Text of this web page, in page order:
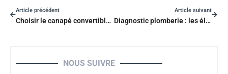
Article précédent
Choisir le canapé convertible idéal pour son intérieur
Article suivant
Diagnostic plomberie : les éléments clés à vérifier avant d’acheter
NOUS SUIVRE